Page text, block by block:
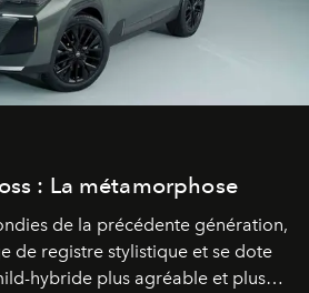
: La métamorphose
de la précédente génération,
de registre stylistique et se dote
hybride plus agréable et plus